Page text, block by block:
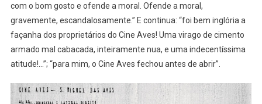
com o bom gosto e ofende a moral. Ofende a moral,
gravemente, escandalosamente.” E continua: “foi bem inglória a
façanha dos proprietários do Cine Aves! Uma virago de cimento
armado mal cabacada, inteiramente nua, e uma indecentíssima
atitude!…”; “para mim, o Cine Aves fechou antes de abrir”.